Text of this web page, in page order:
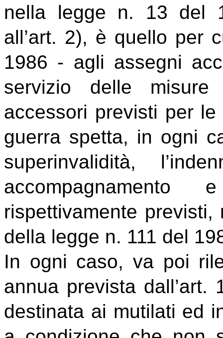
nella legge n. 13 del
all’art. 2), è quello per
1986 - agli assegni
servizio delle misure
accessori previsti per
guerra spetta, in ogni
superinvalidità,
rispettivamente
della legge n. 111 del
In ogni caso, va poi
annua prevista dall’art.
destinata ai mutilati ed